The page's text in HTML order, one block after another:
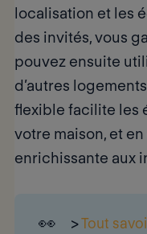
localisation et les
des invités, vous
pouvez ensuite
d’autres
flexible facilite les
votre maison, et
enrichissante aux
👀 >Tout